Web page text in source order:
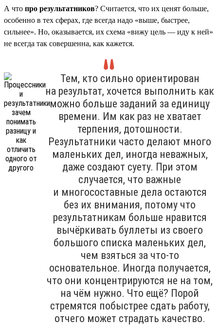
А что про результатников? Считается, что их ценят больше,
особенно в тех сферах, где всегда надо «выше, быстрее,
сильнее». Но, оказывается, их схема «вижу цель — иду к ней»
не всегда так совершенна, как кажется.
Тем, кто сильно ориентирован
на результат, хочется выполнить как
можно больше заданий за единицу
времени. Им как раз не хватает
терпения, дотошности.
Результатники часто делают много
маленьких дел, иногда неважных,
даже создают суету. При этом
случается, что важные
и многосоставные дела остаются
без их внимания, потому что
результатникам больше нравится
вычёркивать буллеты из своего
большого списка маленьких дел,
чем взяться за что-то
основательное. Иногда получается,
что они концентрируются не на том,
на чём нужно. Что ещё? Порой
стремятся побыстрее сдать работу,
отчего может страдать качество.